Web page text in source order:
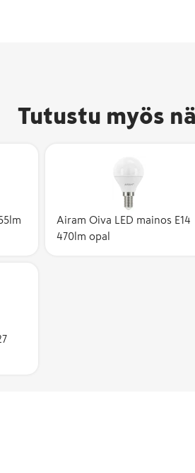
Tutustu myös
Airam Oiva LED mainos E14
470lm opal